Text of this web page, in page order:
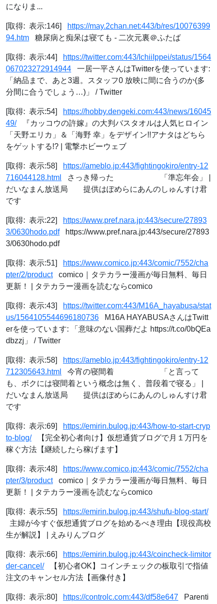
になりま...
[取得: 表示:146]
https://may.2chan.net:443/b/res/10076399
94.htm 糖尿病と痴呆は寝ても - 二次元裏＠ふたば
[取得: 表示:44]
https://twitter.com:443/IchiiIppei/status/1564
067023272914944 一居一平さんはTwitterを使っています:
「納品まで、あと3週。スタッフ0 放映に間に合うのか(多
分間に合うでしょう…)」 / Twitter
[取得: 表示:54]
https://hobby.dengeki.com:443/news/16045
49/『カッコウの許嫁』の大判バスタオルは人気ヒロイン
「天野エリカ」＆「海野 幸」をデザイン!!アナタはどちら
をゲットする!? | 電撃ホビーウェブ
[取得: 表示:58]
https://ameblo.jp:443/fightingokiro/entry-12
716044128.html
さっき帰った 「準忘年会」 |
だいなまん放送局 提供はぽめらにあんのしゅんすけ君
です
[取得: 表示:22]
https://www.pref.nara.jp:443/secure/27893
3/0630hodo.pdfhttps://www.pref.nara.jp:443/secure/27893
3/0630hodo.pdf
[取得: 表示:51]
https://www.comico.jp:443/comic/7552/cha
pter/2/productcomico｜タテカラー漫画が毎日無料、毎日
更新！ | タテカラー漫画を読むならcomico
[取得: 表示:43]
https://twitter.com:443/M16A_hayabusa/stat
us/1564105544696180736 M16A HAYABUSAさんはTwitt
erを使っています: 「意味のない国葬だよ https://t.co/0bQEa
dbzzj」 / Twitter
[取得: 表示:58]
https://ameblo.jp:443/fightingokiro/entry-12
712305643.html
今宵の寝間着 「と言って
も、ボクには寝間着という概念は無く、普段着で寝る」 |
だいなまん放送局 提供はぽめらにあんのしゅんすけ君
です
[取得: 表示:69]
https://emirin.bulog.jp:443/how-to-start-cryp
to-blog/【完全初心者向け】仮想通貨ブログで月１万円を
稼ぐ方法【継続したら稼げます】
[取得: 表示:48]
https://www.comico.jp:443/comic/7552/cha
pter/3/productcomico｜タテカラー漫画が毎日無料、毎日
更新！ | タテカラー漫画を読むならcomico
[取得: 表示:55]
https://emirin.bulog.jp:443/shufu-blog-start/
主婦が今すぐ仮想通貨ブログを始めるべき理由【現役高校
生が解説】 | えみりんブログ
[取得: 表示:66]
https://emirin.bulog.jp:443/coincheck-limitor
der-cancel/【初心者OK】コインチェックの板取引で指値
注文のキャンセル方法【画像付き】
[取得: 表示:80] https://controlc.com:443/df58e647 Parenti